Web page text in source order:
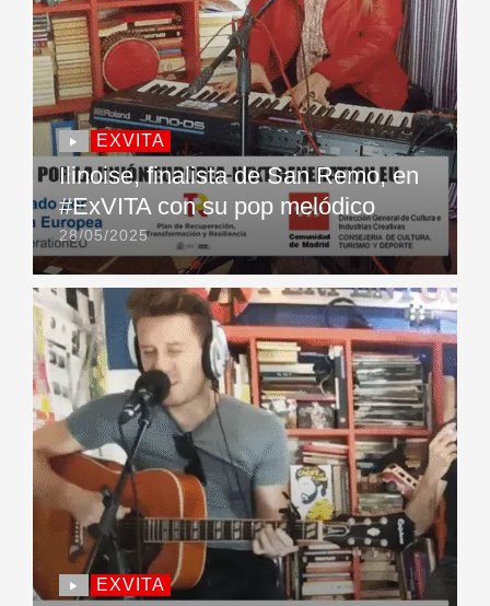
EXVITA
Ilinoise, finalista de San Remo, en
#ExVITA con su pop melódico
28/05/2025
EXVITA